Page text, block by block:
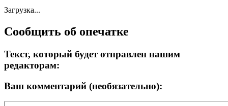
Загрузка...
Сообщить об опечатке
Текст, который будет отправлен нашим
редакторам:
Ваш комментарий (необязательно):